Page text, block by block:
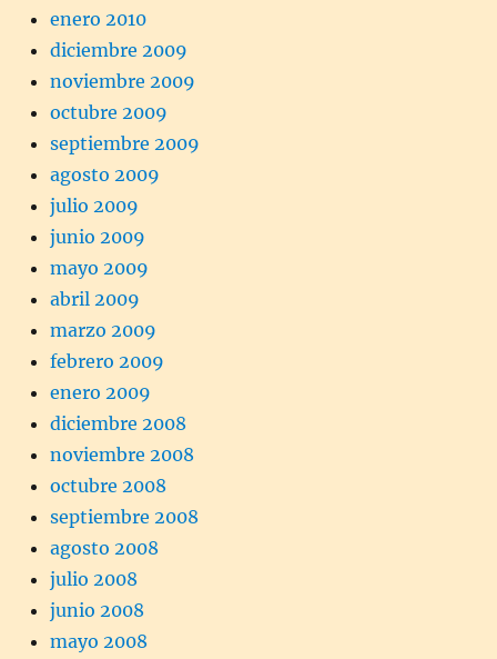
enero 2010
diciembre 2009
noviembre 2009
octubre 2009
septiembre 2009
agosto 2009
julio 2009
junio 2009
mayo 2009
abril 2009
marzo 2009
febrero 2009
enero 2009
diciembre 2008
noviembre 2008
octubre 2008
septiembre 2008
agosto 2008
julio 2008
junio 2008
mayo 2008